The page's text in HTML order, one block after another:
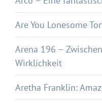
Are You Lonesome
Arena 196 –
Wirklichkeit
Aretha Franklin: